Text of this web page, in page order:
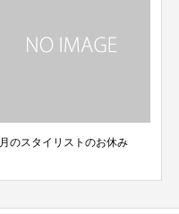
8月スタイリストの休み